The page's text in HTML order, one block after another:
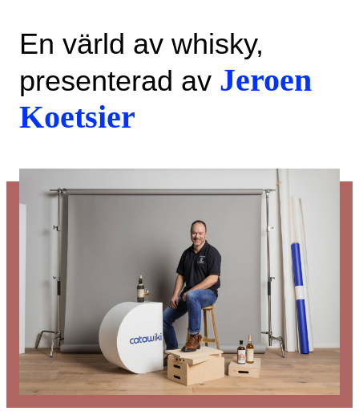
En värld av whisky,
presenterad av Jeroen
Koetsier